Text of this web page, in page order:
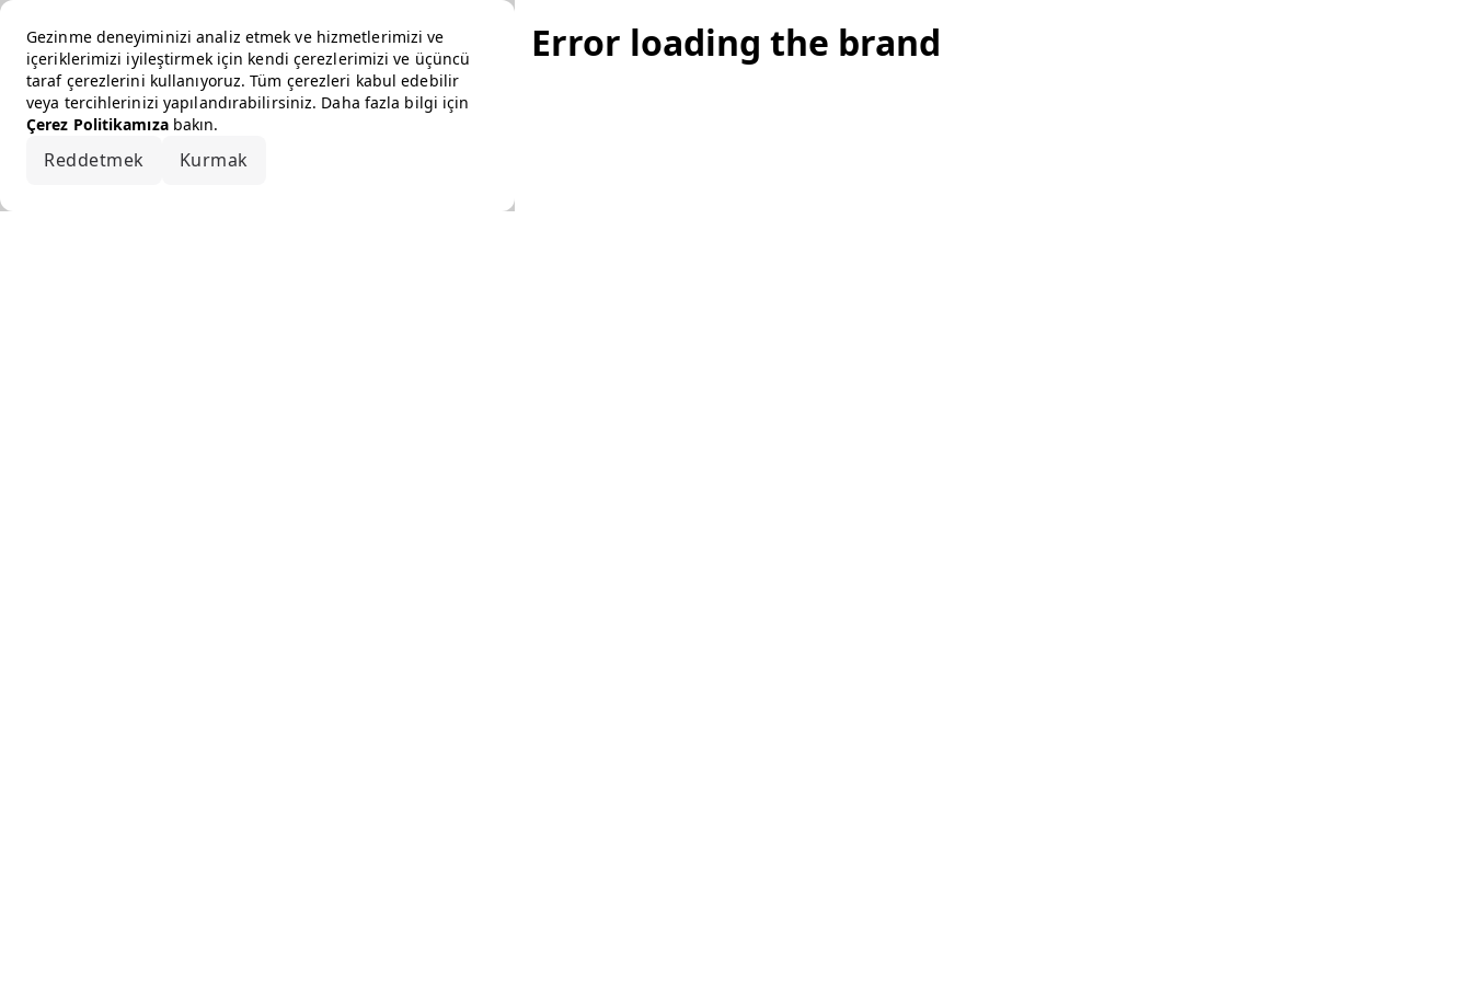
Gezinme deneyiminizi analiz etmek ve hizmetlerimizi ve
içeriklerimizi iyileştirmek için kendi çerezlerimizi ve üçüncü
taraf çerezlerini kullanıyoruz. Tüm çerezleri kabul edebilir
veya tercihlerinizi yapılandırabilirsiniz. Daha fazla bilgi için
Çerez Politikamızabakın.
Reddetmek Kurmak
Error loading the brand